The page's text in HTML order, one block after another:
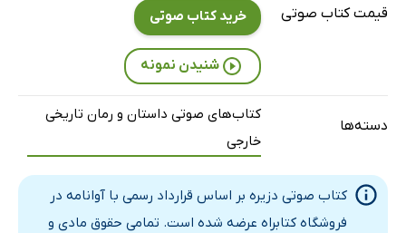
فصل اول - بخش ششم
فصل اول - بخش هفتم
فصل اول - بخش نهم - قسمت اول
16 دقیقه فصل اول - بخش نهم - قسمت دوم
فصل اول - بخش دهم
قیمت کتاب صوتی خرید کتاب صوتی
شنیدن نمونه
دسته‌ها
کتاب‌های صوتی داستان و رمان تاریخی
خارجی
کتاب صوتی دزیره بر اساس قرارداد رسمی با آوانامه در
فروشگاه کتابراه عرضه شده است. تمامی حقوق مادی و